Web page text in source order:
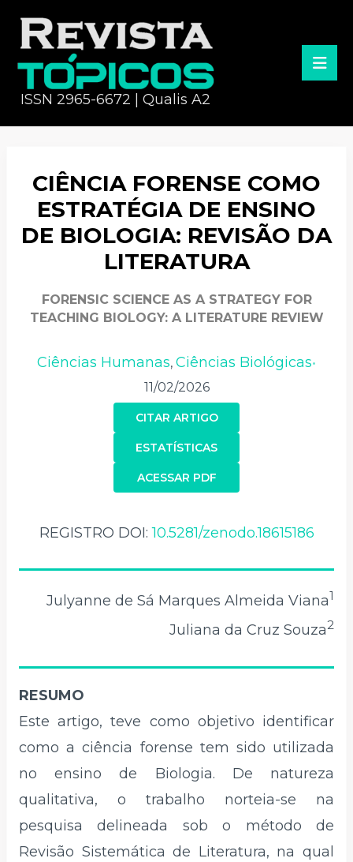
ISSN 2965-6672 | Qualis A2
CIÊNCIA FORENSE COMO
ESTRATÉGIA DE ENSINO
DE BIOLOGIA: REVISÃO DA
LITERATURA
FORENSIC SCIENCE AS A STRATEGY FOR
TEACHING BIOLOGY: A LITERATURE REVIEW
Ciências Humanas, Ciências Biológicas•
11/02/2026
CITAR ARTIGO
ACESSAR PDF
ESTATÍSTICAS
REGISTRO DOI:10.5281/zenodo.18615186
Julyanne de Sá Marques Almeida Viana1
Juliana da Cruz Souza2
RESUMO
Este artigo, teve como objetivo identificar
como a ciência forense tem sido utilizada
no ensino de Biologia. De natureza
qualitativa, o trabalho norteia-se na
pesquisa delineada sob o método de
Revisão Sistemática de Literatura, na qual